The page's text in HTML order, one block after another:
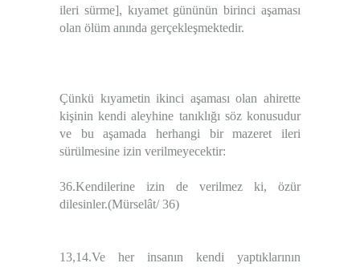
ileri sürme], kıyamet gününün birinci aşaması
olan ölüm anında gerçekleşmektedir.
Çünkü kıyametin ikinci aşaması olan ahirette
kişinin kendi aleyhine tanıklığı söz konusudur
ve bu aşamada herhangi bir mazeret ileri
sürülmesine izin verilmeyecektir:
36.Kendilerine izin de verilmez ki, özür
dilesinler.(Mürselât/ 36)
13,14.Ve her insanın kendi yaptıklarının